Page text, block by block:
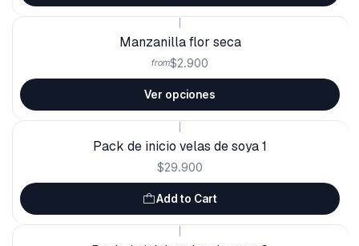
Manzanilla flor seca
from$2.900
Ver opciones
Pack de inicio velas de soya 1
$29.900
Add to Cart